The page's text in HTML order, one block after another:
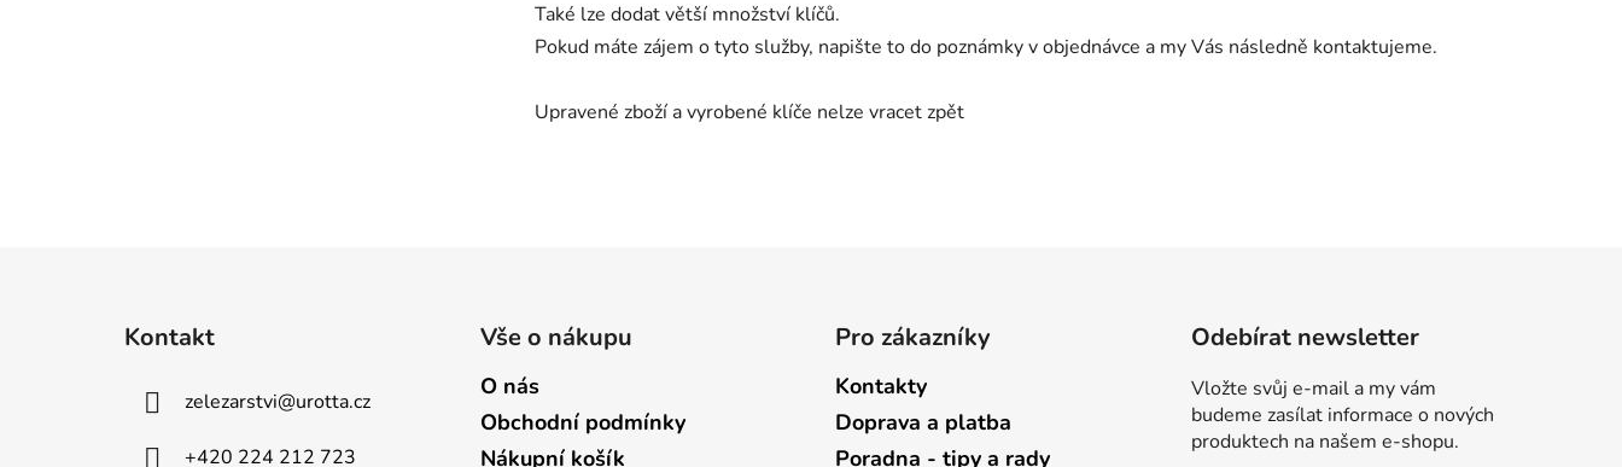
Také lze dodat větší množství klíčů.
Pokud máte zájem o tyto služby, napište to do poznámky v objednávce a my Vás následně kontaktujeme.
Upravené zboží a vyrobené klíče nelze vracet zpět
Kontakt
zelezarstvi@urotta.cz
+420 224 212 723
Vše o nákupu
O nás
Obchodní podmínky
Nákupní košík
Pro zákazníky
Kontakty
Doprava a platba
Poradna - tipy a rady
Odebírat newsletter
Vložte svůj e-mail a my vám
budeme zasílat informace o nových
produktech na našem e-shopu.